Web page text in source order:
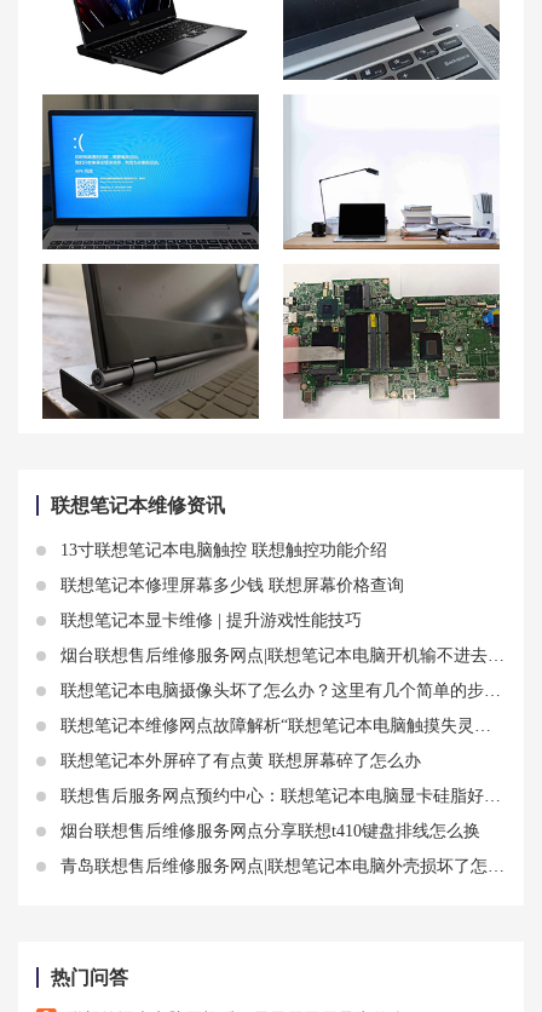
联想拯救者Y7000P 2023款配置：性能卓越，游戏新体验
联想小新pro14经常死机故障 联想小新pro14死机怎么重启 多系列评测分析：联想笔记本电脑哪款好用性价比高
联想笔记本维修资讯
13寸联想笔记本电脑触控 联想触控功能介绍
联想笔记本修理屏幕多少钱 联想屏幕价格查询
联想笔记本显卡维修 | 提升游戏性能技巧
烟台联想售后维修服务网点|联想笔记本电脑开机输不进去密码 开机忘了密码怎么办
联想笔记本电脑摄像头坏了怎么办？这里有几个简单的步骤！
联想笔记本维修网点故障解析“联想笔记本电脑触摸失灵怎么开机”
联想笔记本外屏碎了有点黄 联想屏幕碎了怎么办
联想售后服务网点预约中心：联想笔记本电脑显卡硅脂好的有哪些
烟台联想售后维修服务网点分享联想t410键盘排线怎么换
青岛联想售后维修服务网点|联想笔记本电脑外壳损坏了怎么办？教你如何更换和修复
热门问答